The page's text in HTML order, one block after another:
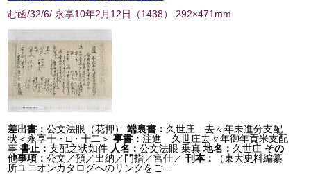
む函/32/6/ 永享10年2月12日 （1438） 292×471mm
差出書：公文法眼（花押） 端裏書： 久世庄 去々年未進分支配
状＜永享十・□・十二＞ 事書：注進 久世庄去々年御年貢米支配
事 書止：支配之状如件 人名：公文法眼 乗真 地名： 久世庄 その
他事項：公文／預／出納／門指／宮仕／ 刊本：
（東大史料編纂
所ユニオンカタログへのリンクをご...